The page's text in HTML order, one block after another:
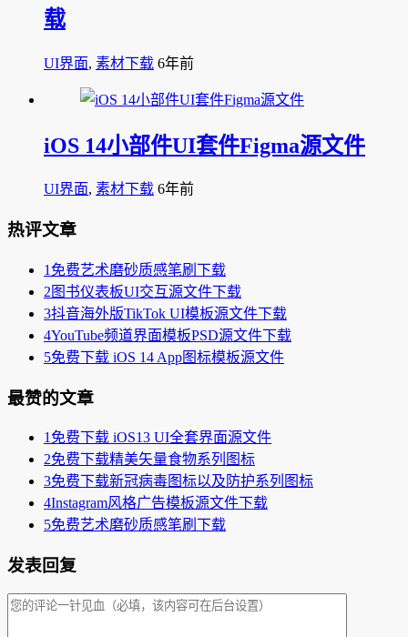
载
UI界面, 素材下载 6年前
iOS 14小部件UI套件Figma源文件
UI界面, 素材下载 6年前
热评文章
1 免费艺术磨砂质感笔刷下载
2 图书仪表板UI交互源文件下载
3抖音海外版TikTok UI模板源文件下载
4YouTube频道界面模板PSD源文件下载
5免费下载 iOS 14 App图标模板源文件
最赞的文章
1 免费下载 iOS13 UI全套界面源文件
2免费下载精美矢量食物系列图标
3免费下载新冠病毒图标以及防护系列图标
4Instagram风格广告模板源文件下载
5免费艺术磨砂质感笔刷下载
发表回复